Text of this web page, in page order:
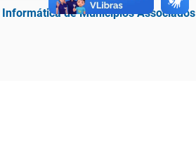
de Municípios Associados